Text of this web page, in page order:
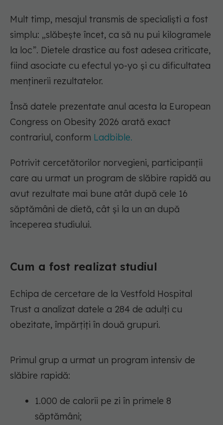
Mult timp, mesajul transmis de specialiști a fost
simplu: „slăbește încet, ca să nu pui kilogramele
la loc”. Dietele drastice au fost adesea criticate,
fiind asociate cu efectul yo-yo și cu dificultatea
menținerii rezultatelor.
Însă datele prezentate anul acesta la European
Congress on Obesity 2026 arată exact
contrariul, conform Ladbible.
Potrivit cercetătorilor norvegieni, participanții
care au urmat un program de slăbire rapidă au
avut rezultate mai bune atât după cele 16
săptămâni de dietă, cât și la un an după
începerea studiului.
Cum a fost realizat studiul
Echipa de cercetare de la Vestfold Hospital
Trust a analizat datele a 284 de adulți cu
obezitate, împărțiți în două grupuri.
Primul grup a urmat un program intensiv de
slăbire rapidă:
1.000 de calorii pe zi în primele 8
săptămâni;